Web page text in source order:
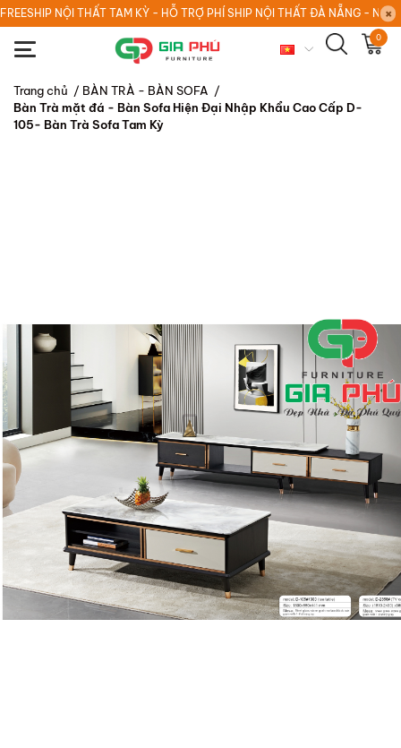
FREESHIP NỘI THẤT TAM KỲ - HỖ TRỢ PHÍ SHIP NỘI THẤT ĐÀ NẴNG - NỘI
0
Trang chủ / BÀN TRÀ - BÀN SOFA /
Bàn Trà mặt đá - Bàn Sofa Hiện Đại Nhập Khẩu Cao Cấp D-
105- Bàn Trà Sofa Tam Kỳ